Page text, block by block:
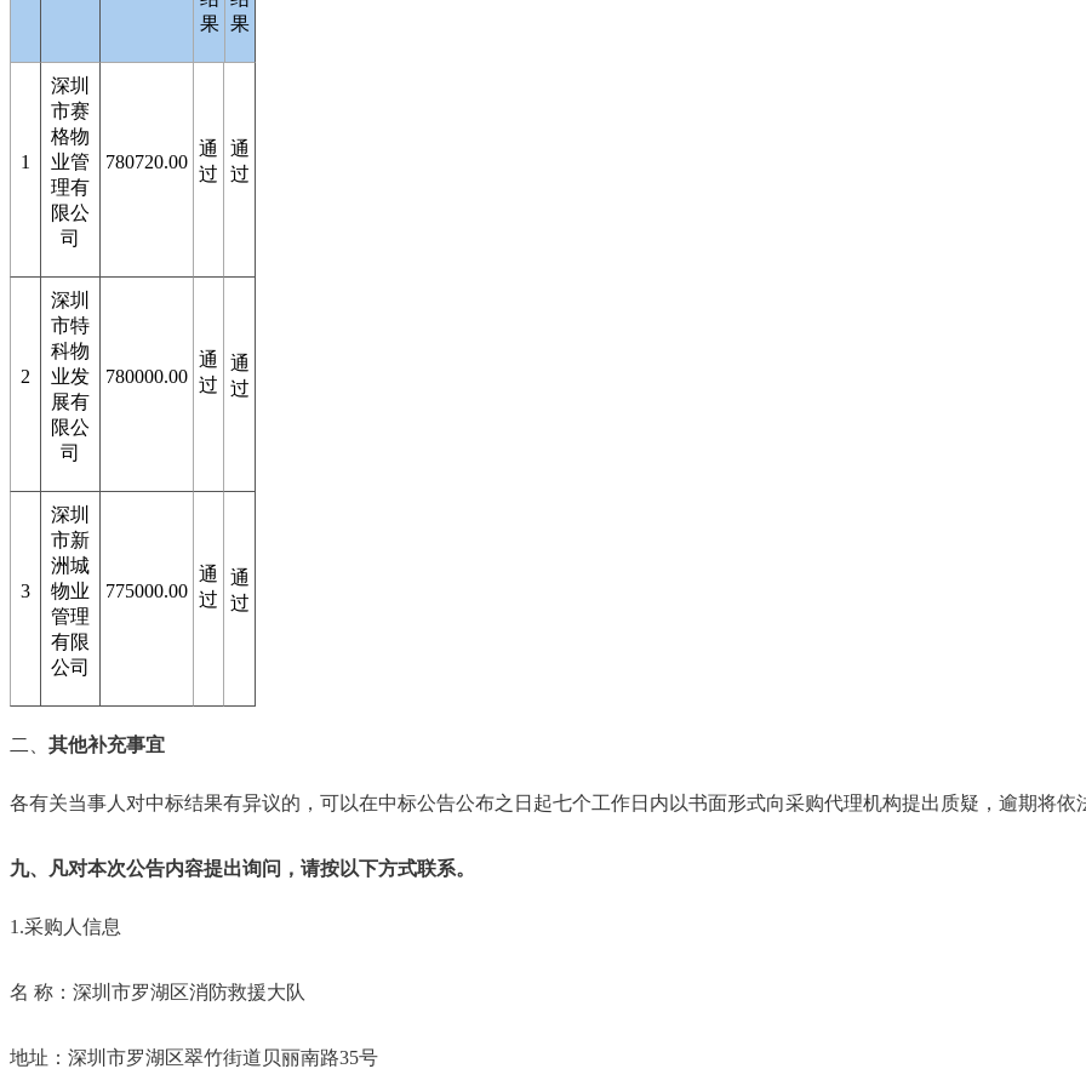
果 果
1
深圳
市赛
格物
业管
理有
限公
司
780720.00
通
过
通
过
2
深圳
市特
科物
业发
展有
限公
司
780000.00
通
过
通
过
3
深圳
市新
洲城
物业
管理
有限
公司
775000.00
通
过
通
过
二、 其他补充事宜
各有关当事人对中标结果有异议的，可以在中标公告公布之日起七个工作日内以书面形式向采购代理机构提出质疑，逾期将依
九、凡对本次公告内容提出询问，请按以下方式联系。
1.采购人信息
名 称：深圳市罗湖区消防救援大队
地址：深圳市罗湖区翠竹街道贝丽南路35号